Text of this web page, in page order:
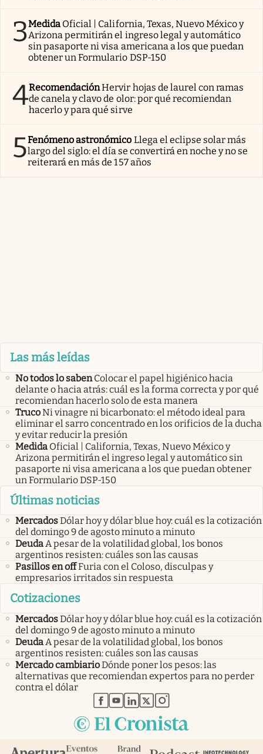
3Medida Oficial | California, Texas, Nuevo México y
Arizona permitirán el ingreso legal y automático
sin pasaporte ni visa americana a los que puedan
obtener un Formulario DSP-150
4RecomendaciónHervir hojas de laurel con ramas
de canela y clavo de olor: por qué recomiendan
hacerlo y para qué sirve
5Fenómeno astronómico Llega el eclipse solar más
largo del siglo: el día se convertirá en noche y no se
reiterará en más de 157 años
Las más leídas
No todos lo saben Colocar el papel higiénico hacia
delante o hacia atrás: cuál es la forma correcta y por qué
recomiendan hacerlo solo de esta manera
TrucoNi vinagre ni bicarbonato: el método ideal para
eliminar el sarro concentrado en los orificios de la ducha
y evitar reducir la presión
Medida Oficial | California, Texas, Nuevo México y
Arizona permitirán el ingreso legal y automático sin
pasaporte ni visa americana a los que puedan obtener
un Formulario DSP-150
Últimas noticias
MercadosDólar hoy y dólar blue hoy: cuál es la cotización
del domingo 9 de agosto minuto a minuto
DeudaA pesar de la volatilidad global, los bonos
argentinos resisten: cuáles son las causas
Pasillos en offFuria con el Coloso, disculpas y
empresarios irritados sin respuesta
Cotizaciones
MercadosDólar hoy y dólar blue hoy: cuál es la cotización
del domingo 9 de agosto minuto a minuto
Deuda A pesar de la volatilidad global, los bonos
argentinos resisten: cuáles son las causas
Mercado cambiarioDónde poner los pesos: las
alternativas que recomiendan expertos para no perder
contra el dólar
abre en nueva pestaña
abre en nueva pestaña
abre en nueva pestaña
abre en nueva pestaña
abre en nueva pestaña